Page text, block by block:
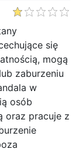
się
mogą
zaburzeniu
w
osób
oraz pracuje z